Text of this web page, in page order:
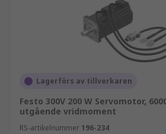
Lagerförs av tillverkaren
Festo 300V 200 W Servomotor,
utgående vridmoment
RS-artikelnummer 196-234